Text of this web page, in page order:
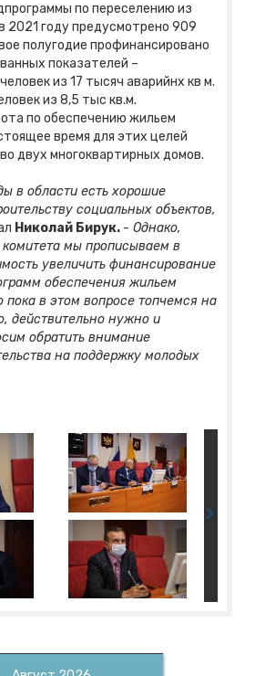
по переселению из
2021 году предусмотрено 909
полугодие профинансировано
показателей –
из 17 тысяч аварийнх кв м.
из 8,5 тыс кв.м.
по обеспечению жильем
время для этих целей
двух многоквартирных домов.
в области есть хорошие
социальных объектов,
Николай Бирук. - Однако,
мы прописываем в
увеличить финансирование
обеспечения жильем
в этом вопросе топчемся на
действительно нужно и
обратить внимание
на поддержку молодых